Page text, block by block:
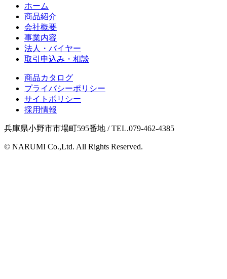
ホーム
商品紹介
会社概要
事業内容
法人・バイヤー
取引申込み・相談
商品カタログ
プライバシーポリシー
サイトポリシー
採用情報
兵庫県小野市市場町595番地 / TEL.079-462-4385
© NARUMI Co.,Ltd. All Rights Reserved.